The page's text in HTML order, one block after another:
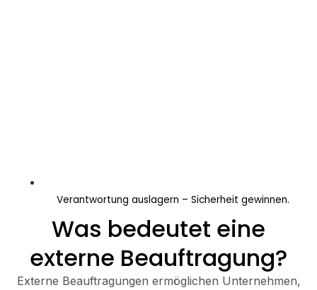
Verantwortung auslagern – Sicherheit gewinnen.
Was bedeutet eine
externe Beauftragung?
Externe Beauftragungen ermöglichen Unternehmen,